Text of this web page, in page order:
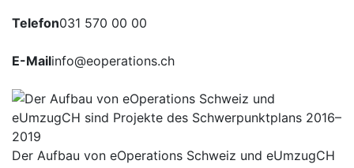
Telefon031 570 00 00
E-Mailinfo@eoperations.ch
Der Aufbau von eOperations Schweiz und eUmzugCH